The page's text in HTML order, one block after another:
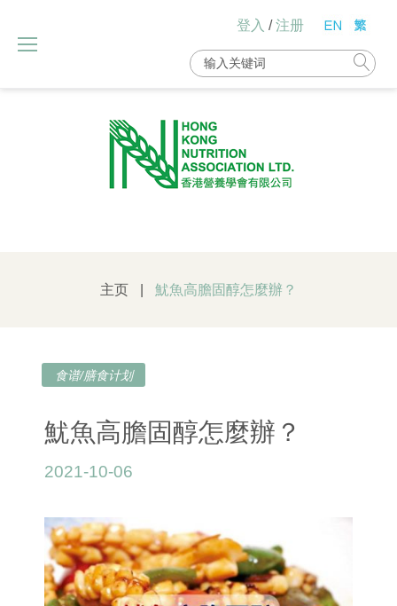
content
登入 /注册
Search
for:
主页 魷魚高膽固醇怎麼辦？
食谱/膳食计划
魷魚高膽固醇怎麼辦？
2021-10-06